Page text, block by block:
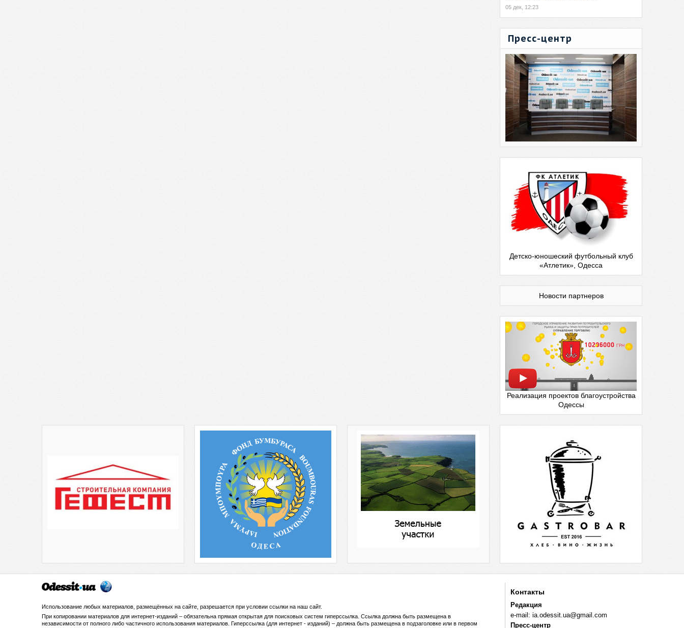
05 дек, 12:23
Пресс-центр
Детско-юношеский футбольный клуб
«Атлетик», Одесса
Новости партнеров
Реализация проектов благоустройства
Одессы
Использование любых материалов, размещённых на сайте, разрешается при условии ссылки на наш сайт.
При копировании материалов для интернет-изданий – обязательна прямая открытая для поисковых систем гиперссылка. Ссылка должна быть размещена в
независимости от полного либо частичного использования материалов. Гиперссылка (для интернет - изданий) – должна быть размещена в подзаголовке или в первом
Контакты
Редакция
e-mail: ia.odessit.ua@gmail.com
Пресс-центр